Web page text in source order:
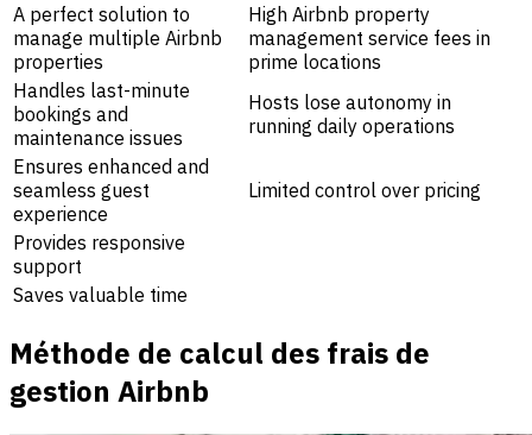
A perfect solution to
manage multiple Airbnb
properties
High Airbnb property
management service fees in
prime locations
Handles last-minute
bookings and
maintenance issues
Hosts lose autonomy in
running daily operations
Ensures enhanced and
seamless guest
experience
Limited control over pricing
Provides responsive
support
Saves valuable time
Méthode de calcul des frais de
gestion Airbnb